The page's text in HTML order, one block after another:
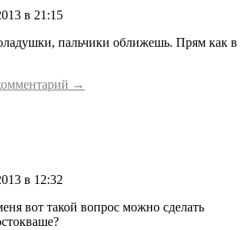
в 21:15
пальчики оближешь. Прям как в
→
в 12:32
вот такой вопрос можно сделать